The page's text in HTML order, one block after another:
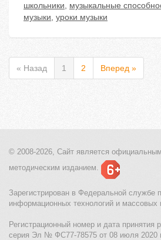
школьники, музыкальные
музыки, уроки музыки
« Назад 1 2 Вперед »
© 2008-2026, Сайт является
методическим изданием.
Зарегистрирован в Федеральной службе
информационных технологий и массовых
Регистрационный номер и дата принятия
серия Эл № ФС77-78575 от 08 июля 2020